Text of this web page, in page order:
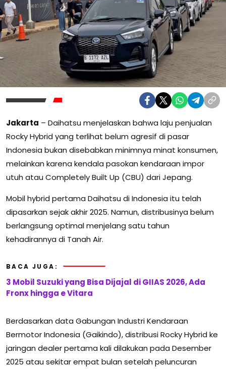
Jakarta – Daihatsu menjelaskan bahwa laju penjualan
Rocky Hybrid yang terlihat belum agresif di pasar
Indonesia bukan disebabkan minimnya minat konsumen,
melainkan karena kendala pasokan kendaraan impor
utuh atau Completely Built Up (CBU) dari Jepang.
Mobil hybrid pertama Daihatsu di Indonesia itu telah
dipasarkan sejak akhir 2025. Namun, distribusinya belum
berlangsung optimal menjelang satu tahun
kehadirannya di Tanah Air.
BACA JUGA:
3 Mobil Suzuki yang Bisa Dijajal di GIIAS 2026, Ada
Fronx hingga e Vitara
Berdasarkan data Gabungan Industri Kendaraan
Bermotor Indonesia (Gaikindo), distribusi Rocky Hybrid ke
jaringan dealer pertama kali dilakukan pada Desember
2025 atau sekitar empat bulan setelah peluncuran